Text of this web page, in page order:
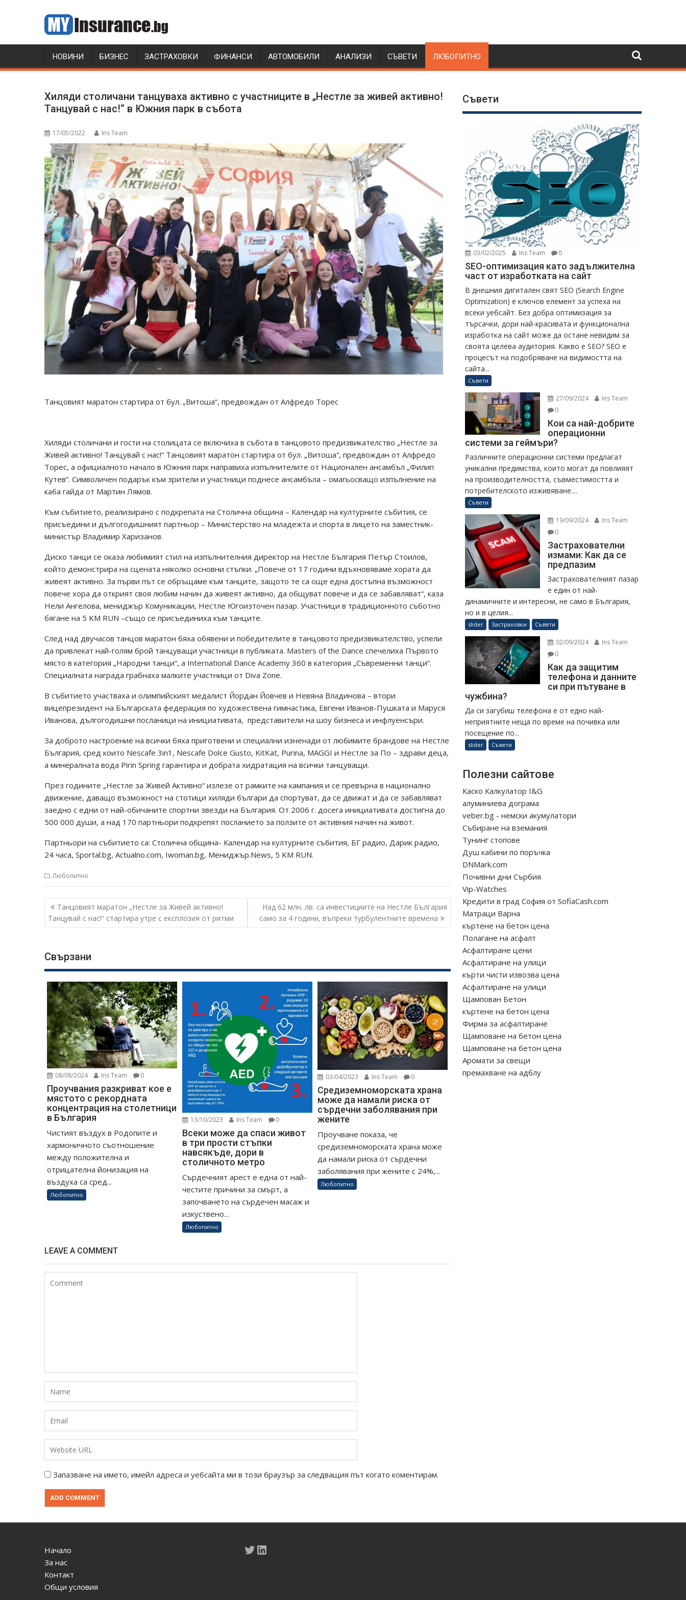
НОВИНИ БИЗНЕС ЗАСТРАХОВКИ ФИНАНСИ АВТОМОБИЛИ АНАЛИЗИ СЪВЕТИ ЛЮБОПИТНО
Хиляди столичани танцуваха активно с участниците в „Нестле за живей активно!
Танцувай с нас!“ в Южния парк в събота
17/05/2022 Ins Team
Танцовият маратон стартира от бул. „Витоша“, предвождан от Алфредо Торес
Хиляди столичани и гости на столицата се включиха в събота в танцовото предизвикателство „Нестле за
Живей активно! Танцувай с нас!“ Танцовият маратон стартира от бул. „Витоша“, предвождан от Алфредо
Торес, а официалното начало в Южния парк направиха изпълнителите от Национален ансамбъл „Филип
Кутев“. Символичен подарък към зрители и участници поднесе ансамбъла – омагьосващо изпълнение на
каба гайда от Мартин Лямов.
Към събитието, реализирано с подкрепата на Столична община – Календар на културните събития, се
присъедини и дългогодишният партньор – Министерство на младежта и спорта в лицето на заместник-
министър Владимир Харизанов.
Диско танци се оказа любимият стил на изпълнителния директор на Нестле България Петър Стоилов,
който демонстрира на сцената няколко основни стъпки. „Повече от 17 години вдъхновяваме хората да
живеят активно. За първи път се обръщаме към танците, защото те са още една достъпна възможност
повече хора да открият своя любим начин да живеят активно, да общуват повече и да се забавляват“, каза
Нели Ангелова, мениджър Комуникации, Нестле Югоизточен пазар. Участници в традиционното съботно
бягане на 5 KM RUN –също се присъединиха към танците.
След над двучасов танцов маратон бяха обявени и победителите в танцовото предизвикателство, успели
да привлекат най-голям брой танцуващи участници в публиката. Masters of the Dance спечелиха Първото
място в категория „Народни танци“, а International Dance Academy 360 в категория „Съвременни танци“.
Специалната награда грабнаха малките участници от Diva Zone.
В събитието участваха и олимпийският медалист Йордан Йовчев и Невяна Владинова – втори
вицепрезидент на Българската федерация по художествена гимнастика, Евгени Иванов-Пушката и Маруся
Иванова, дългогодишни посланици на инициативата, представители на шоу бизнеса и инфлуенсъри.
За доброто настроение на всички бяха приготвени и специални изненади от любимите брандове на Нестле
България, сред които Nescafe 3in1, Nescafe Dolce Gusto, KitKat, Purina, MAGGI и Нестле за По – здрави деца,
а минералната вода Pirin Spring гарантира и добрата хидратация на всички танцуващи.
През годините „Нестле за Живей Активно“ излезе от рамките на кампания и се превърна в национално
движение, даващо възможност на стотици хиляди българи да спортуват, да се движат и да се забавляват
заедно с едни от най-обичаните спортни звезди на България. От 2006 г. досега инициативата достигна до
500 000 души, а над 170 партньори подкрепят посланието за ползите от активния начин на живот.
Партньори на събитието са: Столична община- Календар на културните събития, БГ радио, Дарик радио,
24 часа, Sportal.bg, Actualno.com, Iwoman.bg, Мениджър.News, 5 KM RUN.
Любопитно
Навигация
Танцовият маратон „Нестле за Живей активно!
Танцувай с нас!“ стартира утре с експлозия от ритми
Над 62 млн. лв. са инвестициите на Нестле България
само за 4 години, въпреки турбулентните времена
Свързани
08/08/2024 Ins Team 0
Проучвания разкриват кое е
мястото с рекордната
концентрация на столетници
в България
Чистият въздух в Родопите и
хармоничното съотношение
между положителна и
отрицателна йонизация на
въздуха са сред...
Любопитно
13/10/2023 Ins Team 0
Всеки може да спаси живот
в три прости стъпки
навсякъде, дори в
столичното метро
Сърдечният арест е една от най-
честите причини за смърт, а
започването на сърдечен масаж и
изкуствено...
Любопитно
03/04/2023 Ins Team 0
Средиземноморската храна
може да намали риска от
сърдечни заболявания при
жените
Проучване показа, че
средиземноморската храна може
да намали риска от сърдечни
заболявания при жените с 24%,...
Любопитно
LEAVE A COMMENT
Запазване на името, имейл адреса и уебсайта ми в този браузър за следващия път когато коментирам.
Съвети
03/02/2025 Ins Team 0
SEO-оптимизация като задължителна
част от изработката на сайт
В днешния дигитален свят SEO (Search Engine
Optimization) е ключов елемент за успеха на
всеки уебсайт. Без добра оптимизация за
търсачки, дори най-красивата и функционална
изработка на сайт може да остане невидим за
своята целева аудитория. Какво е SEO? SEO е
процесът на подобряване на видимостта на
сайта...
Съвети
27/09/2024
Ins Team
0
Кои са най-добрите
операционни
системи за геймъри?
Различните операционни системи предлагат
уникални предимства, които могат да повлияят
на производителността, съвместимостта и
потребителското изживяване....
Съвети
19/09/2024
Ins Team
0
Застрахователни
измами: Как да се
предпазим
Застрахователният пазар
е един от най-
динамичните и интересни, не само в България,
но и в целия...
slider Застраховки Съвети
02/09/2024
Ins Team
0
Как да защитим
телефона и данните
си при пътуване в
чужбина?
Да си загубиш телефона е от едно най-
неприятните неща по време на почивка или
посещение по...
slider Съвети
Полезни сайтове
Каско Калкулатор I&G
алуминиева дограма
veber.bg - немски акумулатори
Събиране на вземания
Тунинг стопове
Душ кабини по поръчка
DNMark.com
Почивни дни Сърбия
Vip-Watches
Кредити в град София от SofiaCash.com
Матраци Варна
къртене на бетон цена
Полагане на асфалт
Асфалтиране цени
Асфалтиране на улици
кърти чисти извозва цена
Асфалтиране на улици
Щампован Бетон
къртене на бетон цена
Фирма за асфалтиране
Щамповане на бетон цена
Щамповане на бетон цена
Аромати за свещи
премахване на адблу
Начало
За нас
Контакт
Общи условия
Twitter
LinkedIn